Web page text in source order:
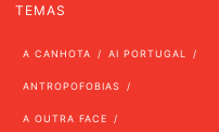
TEMAS
A CANHOTA AI PORTUGAL
ANTROPOFOBIAS
A OUTRA FACE